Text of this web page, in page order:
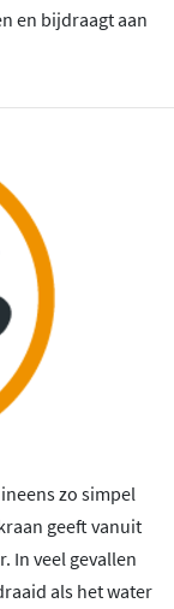
en bijdraagt aan
zo simpel
geeft vanuit
In veel gevallen
als het water